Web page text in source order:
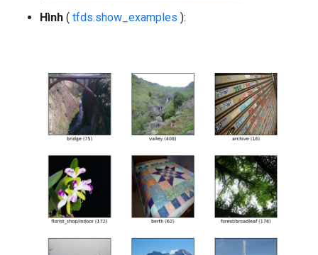
Hình ( tfds.show_examples ):